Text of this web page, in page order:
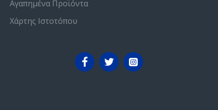
Αγαπημένα Προϊόντα
Χάρτης Ιστοτόπου